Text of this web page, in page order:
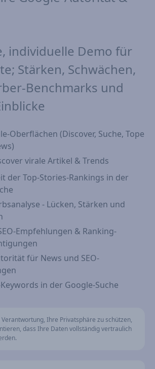
individuelle Demo für
Stärken, Schwächen,
Benchmarks und
Oberflächen (Discover, Suche, Tope
virale Artikel & Trends
der Top-Stories-Rankings in der
- Lücken, Stärken und
Empfehlungen & Ranking-
für News und SEO-
in der Google-Suche
Verantwortung, Ihre Privatsphäre zu schützen,
dass Ihre Daten vollständig vertraulich